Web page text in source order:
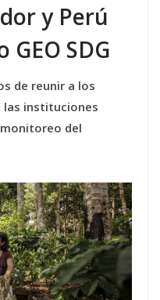
y Perú
SDG
de reunir a los
las instituciones
del